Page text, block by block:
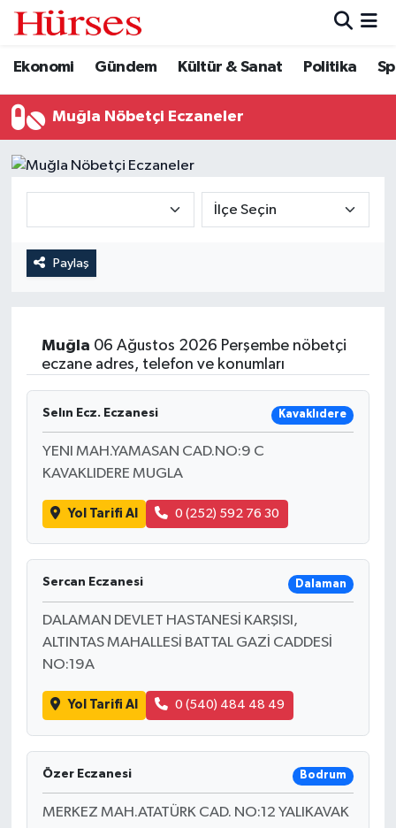
Ekonomi Gündem Kültür & Sanat Politika
Muğla Nöbetçi Eczaneler
Paylaş
Muğla 06 Ağustos 2026 Perşembe nöbetçi
eczane adres, telefon ve konumları
Selın Ecz. Eczanesi Kavaklıdere
YENI MAH.YAMASAN CAD.NO:9 C
KAVAKLIDERE MUGLA
Yol Tarifi Al 0 (252) 592 76 30
Sercan Eczanesi Dalaman
DALAMAN DEVLET HASTANESİ KARŞISI,
ALTINTAS MAHALLESİ BATTAL GAZİ CADDESİ
NO:19A
Yol Tarifi Al 0 (540) 484 48 49
Özer Eczanesi Bodrum
MERKEZ MAH.ATATÜRK CAD. NO:12 YALIKAVAK
Ekonomi
Gündem
Kültür & Sanat
Spor
Hava Durumu
Trafik Durumu
Süper Lig Puan Durumu ve Fikstür
Son Dakika Haberleri